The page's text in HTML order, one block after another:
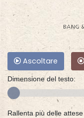
Ascoltare
Dimensione del testo:
Rallenta più delle